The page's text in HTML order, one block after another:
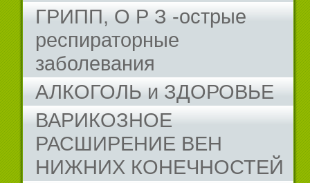
ГРИПП, О Р З -острые
респираторные
заболевания
АЛКОГОЛЬ и ЗДОРОВЬЕ
ВАРИКОЗНОЕ
РАСШИРЕНИЕ ВЕН
НИЖНИХ КОНЕЧНОСТЕЙ